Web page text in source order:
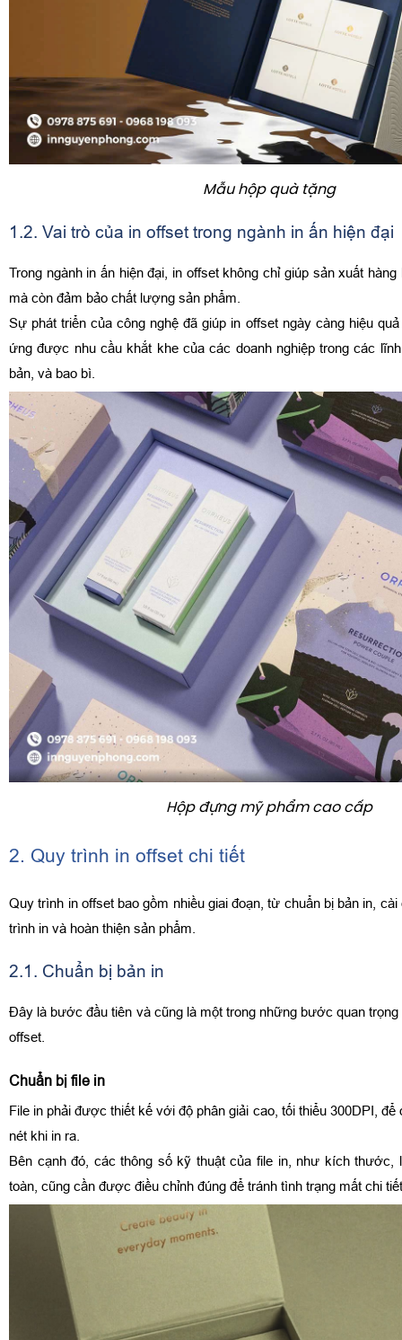
Mẫu hộp quà tặng
1.2. Vai trò của in offset trong ngành in ấn hiện đại
Trong ngành in ấn hiện đại, in offset không chỉ giúp sản xuất
mà còn đảm bảo chất lượng sản phẩm.
Sự phát triển của công nghệ đã giúp in offset ngày càng hiệu
ứng được nhu cầu khắt khe của các doanh nghiệp trong các
bản, và bao bì.
Hộp đựng mỹ phẩm cao cấp
2. Quy trình in offset chi tiết
Quy trình in offset bao gồm nhiều giai đoạn, từ chuẩn bị bản in,
trình in và hoàn thiện sản phẩm.
2.1. Chuẩn bị bản in
Đây là bước đầu tiên và cũng là một trong những bước quan trọng
offset.
Chuẩn bị file in
File in phải được thiết kế với độ phân giải cao, tối thiểu 300DPI, để
nét khi in ra.
Bên cạnh đó, các thông số kỹ thuật của file in, như kích thước,
toàn, cũng cần được điều chỉnh đúng để tránh tình trạng mất chi